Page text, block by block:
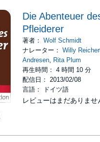
Die Abenteuer
Pfleiderer
著者：Wolf Schmidt
ナレーター：Willy
Andresen, Rita Plum
再生時間： 4 時間 10 分
配信日： 2013/02/08
言語： ドイツ語
レビューはまだありませ